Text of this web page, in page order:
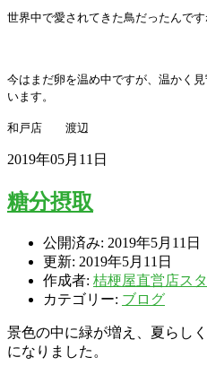
世界中で愛されてきた鳥だったんです
今はまだ卵を温め中ですが、温かく
います。
和戸店 渡辺
2019年05月11日
糖分摂取
公開済み: 2019年5月11日
更新: 2019年5月11日
作成者: 桔梗屋直営店ス
カテゴリー: ブログ
景色の中に緑が増え、夏らし
になりました。